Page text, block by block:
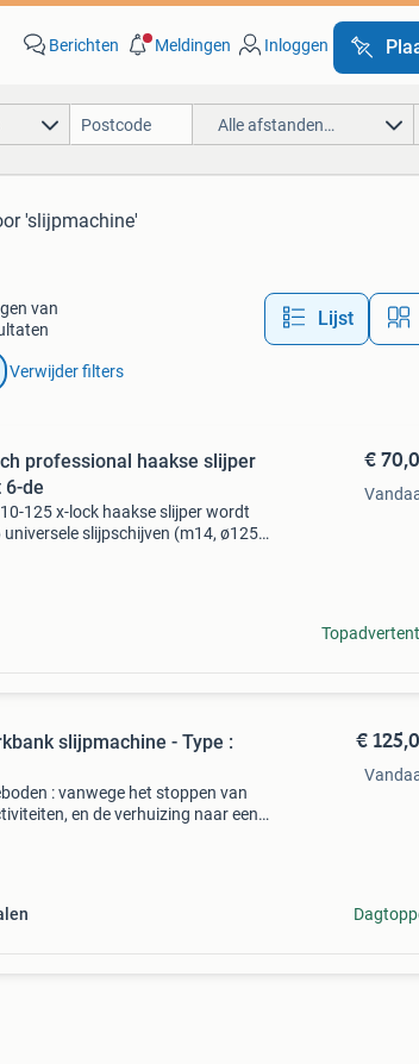
Berichten Meldingen Inloggen
Alle afstanden…
'slijpmachine'
van
Lijst
Verwijder filters
professional haakse slijper
6-de
125 x-lock haakse slijper wordt
universele slijpschijven (m14, ø125
€
slijpmachine - Type :
: vanwege het stoppen van
en de verhuizing naar een
€